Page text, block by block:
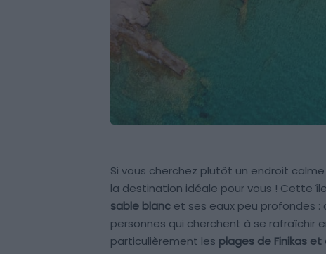
Si vous cherchez plutôt un endroit
la destination idéale pour vous ! Cette
sable blanc et ses eaux peu profondes :
personnes qui cherchent à se rafraîchir
particulièrement les plages de Finikas et